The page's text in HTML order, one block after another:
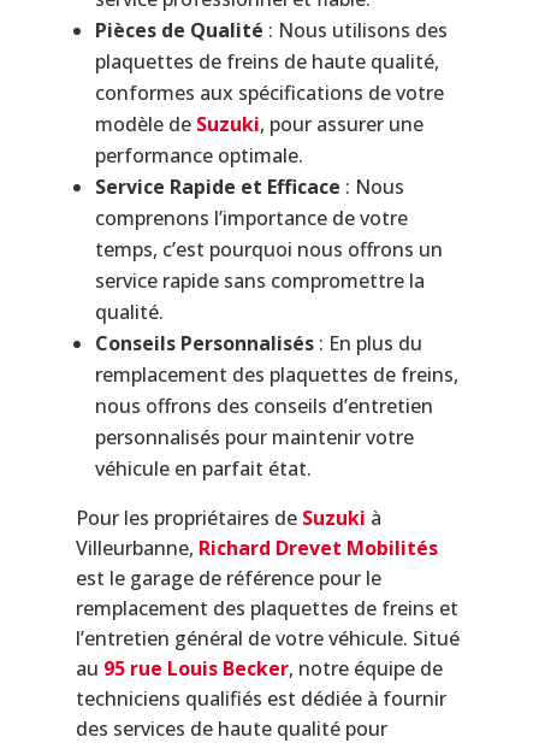
Pièces de Qualité : Nous utilisons des
plaquettes de freins de haute qualité,
conformes aux spécifications de votre
modèle de Suzuki, pour assurer une
performance optimale.
Service Rapide et Efficace : Nous
comprenons l’importance de votre
temps, c’est pourquoi nous offrons un
service rapide sans compromettre la
qualité.
Conseils Personnalisés: En plus du
remplacement des plaquettes de freins,
nous offrons des conseils d’entretien
personnalisés pour maintenir votre
véhicule en parfait état.
Pour les propriétaires de Suzuki à
Villeurbanne, Richard Drevet Mobilités
est le garage de référence pour le
remplacement des plaquettes de freins et
l’entretien général de votre véhicule. Situé
au 95 rue Louis Becker, notre équipe de
techniciens qualifiés est dédiée à fournir
des services de haute qualité pour